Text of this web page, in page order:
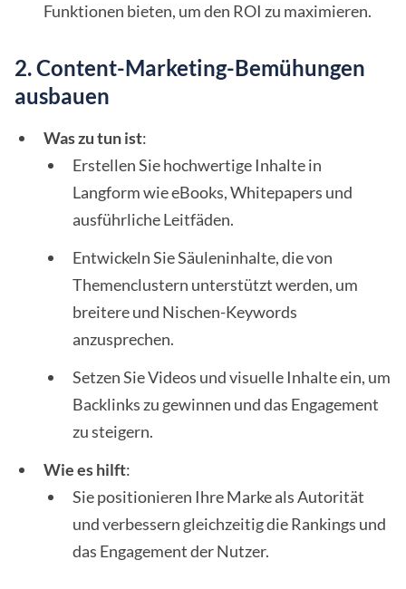
Funktionen bieten, um den ROI zu maximieren.
2. Content-Marketing-Bemühungen
ausbauen
Was zu tun ist:
Erstellen Sie hochwertige Inhalte in
Langform wie eBooks, Whitepapers und
ausführliche Leitfäden.
Entwickeln Sie Säuleninhalte, die von
Themenclustern unterstützt werden, um
breitere und Nischen-Keywords
anzusprechen.
Setzen Sie Videos und visuelle Inhalte ein, um
Backlinks zu gewinnen und das Engagement
zu steigern.
Wie es hilft:
Sie positionieren Ihre Marke als Autorität
und verbessern gleichzeitig die Rankings und
das Engagement der Nutzer.